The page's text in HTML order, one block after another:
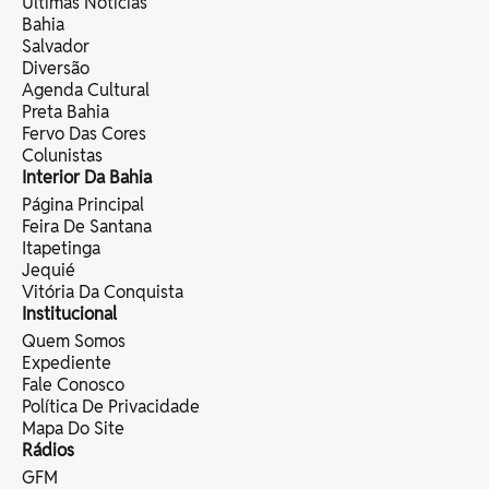
Bahia
Salvador
Diversão
Agenda Cultural
Preta Bahia
Fervo Das Cores
Colunistas
Interior Da Bahia
Página Principal
Feira De Santana
Itapetinga
Jequié
Vitória Da Conquista
Institucional
Quem Somos
Expediente
Fale Conosco
Política De Privacidade
Mapa Do Site
Rádios
GFM